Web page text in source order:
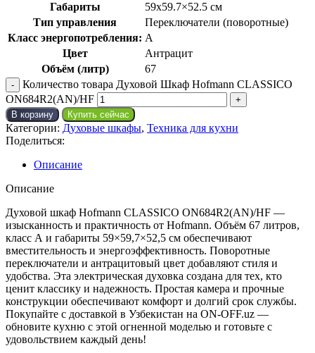
Габариты
59х59.7×52.5 см
Тип управления
Переключатели (поворотные)
Класс энергопотребления: А
Цвет
Антрацит
Объём (литр)
67
Количество товара Духовой Шкаф Hofmann CLASSICO
ON684R2(AN)/HF
В корзину Купить сейчас
Категории: Духовые шкафы, Техника для кухни
Поделиться:
Описание
Описание
Духовой шкаф Hofmann CLASSICO ON684R2(AN)/HF —
изысканность и практичность от Hofmann. Объём 67 литров,
класс А и габариты 59×59,7×52,5 см обеспечивают
вместительность и энергоэффективность. Поворотные
переключатели и антрацитовый цвет добавляют стиля и
удобства. Эта электрическая духовка создана для тех, кто
ценит классику и надежность. Простая камера и прочные
конструкции обеспечивают комфорт и долгий срок службы.
Покупайте с доставкой в ​​Узбекистан на ON-OFF.uz —
обновите кухню с этой огненной моделью и готовьте с
удовольствием каждый день!